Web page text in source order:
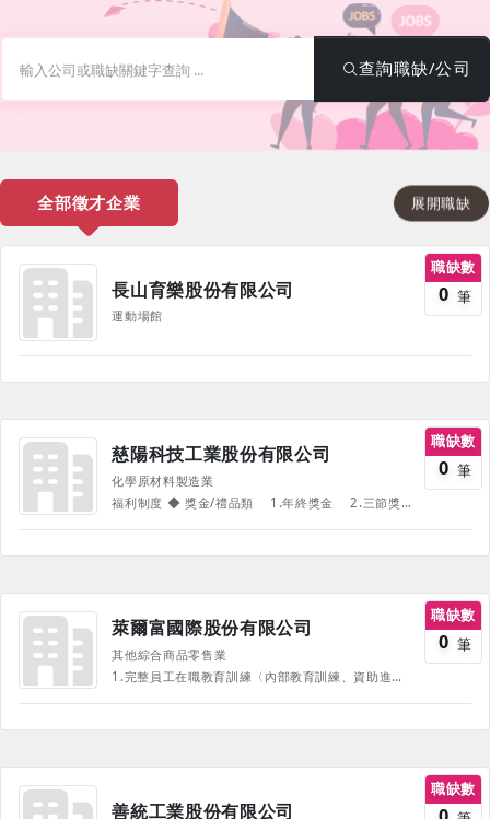
關鍵字
查詢職缺/公司
全部徵才企業 展開職缺
長山育樂股份有限公司
運動場館
職缺數
0 筆
慈陽科技工業股份有限公司
化學原材料製造業
福利制度 ◆ 獎金/禮品類 1.年終獎金 2.三節獎金/禮品 3.勞動節獎品/禮品 ◆ 保險類 1.團保 ◆ 制度類 1.員工制服 2.伙食供應 3.完整的教育訓練 ◆ 補助類 1.結婚禮金 2.生育津貼 3.住院慰問金 《部份福利、待遇因職務、職等、職種有所不同，並隨公司營運方針有所調整，詳情請於面試時詢問，並以面試為主》
職缺數
0 筆
萊爾富國際股份有限公司
其他綜合商品零售業
1.完整員工在職教育訓練〈內部教育訓練、資助進修〉 2.享公司團保 3.婚喪喜慶補助 4.員工旅遊補助 5.生日禮券 6.年節禮券及禮品 7.年終尾牙、獎金 8.定期健康檢查 9.資深員工表揚 10.幼兒扥育優惠 11.職工福利委員會 《部份福利、待遇因職務、職等、職種有所不同，並隨公司營運方針有所調整，詳情請於面試時詢問，並以面試為主》
職缺數
0 筆
善統工業股份有限公司
職缺數